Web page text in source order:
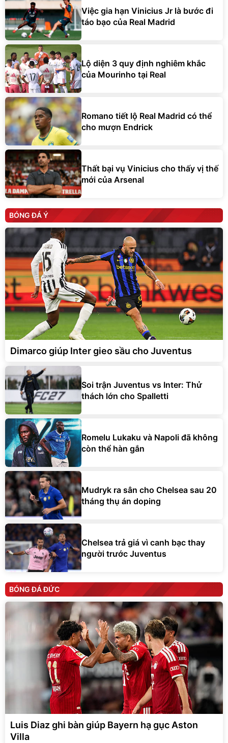
Việc gia hạn Vinicius Jr là bước đi
táo bạo của Real Madrid
Lộ diện 3 quy định nghiêm khắc
của Mourinho tại Real
Romano tiết lộ Real Madrid có thể
cho mượn Endrick
Thất bại vụ Vinicius cho thấy vị thế
mới của Arsenal
BÓNG ĐÁ Ý
Dimarco giúp Inter gieo sầu cho Juventus
Soi trận Juventus vs Inter: Thử
thách lớn cho Spalletti
Romelu Lukaku và Napoli đã không
còn thể hàn gắn
Mudryk ra sân cho Chelsea sau 20
tháng thụ án doping
Chelsea trả giá vì canh bạc thay
người trước Juventus
BÓNG ĐÁ ĐỨC
Luis Diaz ghi bàn giúp Bayern hạ gục Aston
Villa